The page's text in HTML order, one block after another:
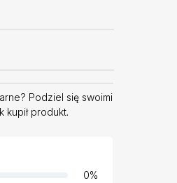
Podziel się swoimi
produkt.
0%